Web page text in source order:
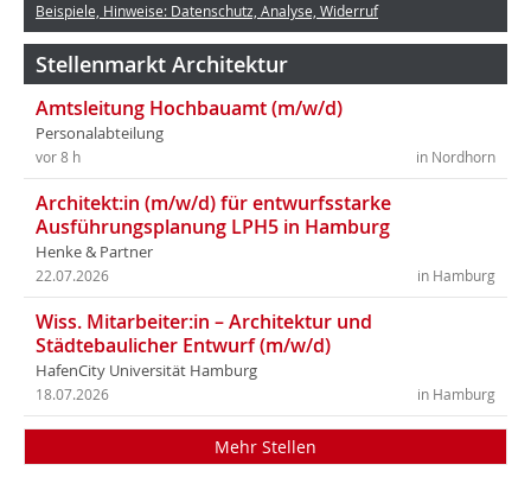
Beispiele, Hinweise: Datenschutz, Analyse, Widerruf
Stellenmarkt Architektur
Amtsleitung Hochbauamt (m/w/d)
Personalabteilung
in Nordhorn
vor 8 h
Architekt:in (m/w/d) für entwurfsstarke
Ausführungsplanung LPH5 in Hamburg
Henke & Partner
in Hamburg
22.07.2026
Wiss. Mitarbeiter:in – Architektur und
Städtebaulicher Entwurf (m/w/d)
HafenCity Universität Hamburg
in Hamburg
18.07.2026
Mehr Stellen